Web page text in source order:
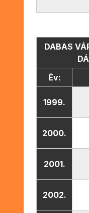
DABAS
Év:
1999.
2000.
2001.
2002.